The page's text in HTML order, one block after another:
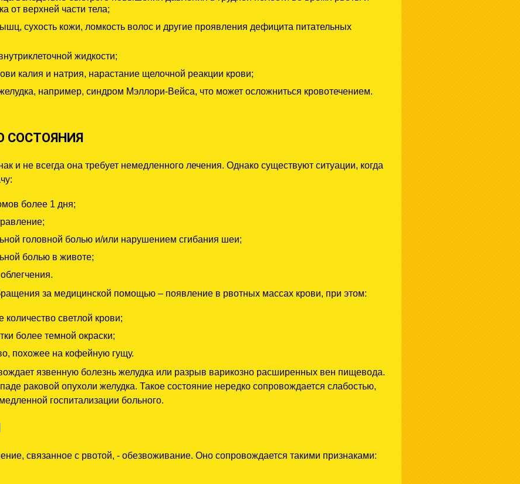
от верхней части тела;
сухость кожи, ломкость волос и другие проявления дефицита питательных
жидкости;
калия и натрия, нарастание щелочной реакции крови;
например, синдром Мэллори-Вейса, что может осложниться кровотечением.
СОСТОЯНИЯ
и не всегда она требует немедленного лечения. Однако существуют ситуации, когда
более 1 дня;
головной болью и/или нарушением сгибания шеи;
болью в животе;
за медицинской помощью – появление в рвотных массах крови, при этом:
светлой крови;
более темной окраски;
похожее на кофейную гущу.
язвенную болезнь желудка или разрыв варикозно расширенных вен пищевода.
раковой опухоли желудка. Такое состояние нередко сопровождается слабостью,
госпитализации больного.
связанное с рвотой, - обезвоживание. Оно сопровождается такими признаками: